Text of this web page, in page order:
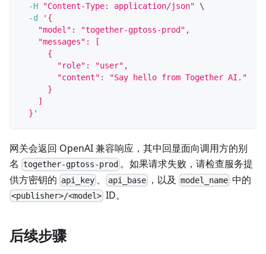
-H
"Content-Type: application/json"
\
-d
'{
    "model": "together-gptoss-prod",
    "messages": [
      {
        "role": "user",
        "content": "Say hello from Together AI."
      }
    ]
  }'
网关会返回 OpenAI 兼容响应，其中回显面向调用方的别
名 together-gptoss-prod 。如果请求失败，请检查服务提
供方密钥的 api_key 、 api_base，以及 model_name 中的
<publisher>/<model> ID。
后续步骤